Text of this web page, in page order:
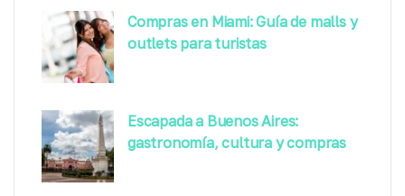
Compras en Miami: Guía de malls y
outlets para turistas
Escapada a Buenos Aires:
gastronomía, cultura y compras